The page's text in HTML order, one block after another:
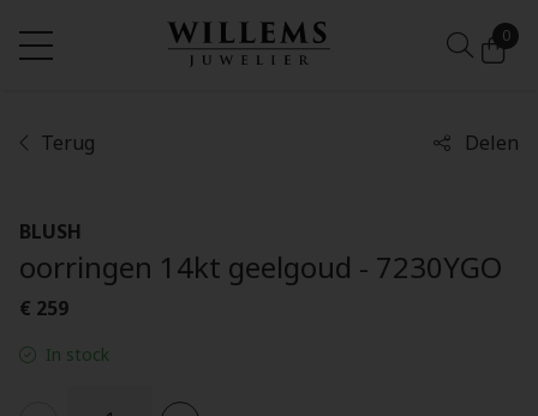
0
Terug Delen
BLUSH
oorringen 14kt geelgoud - 7230YGO
€ 259
In stock